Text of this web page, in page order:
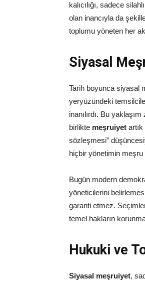
kalıcılığı, sadece
olan inancıyla da
toplumu yöneten her
Siyasal
Tarih boyunca siyasal
yeryüzündeki
inanılırdı. Bu
birlikte meşruiyet
sözleşmesi”
hiçbir yönetimin
Bugün modern
yöneticilerini
garanti etmez.
temel hakların
Hukuki ve
Siyasal meşruiyet,